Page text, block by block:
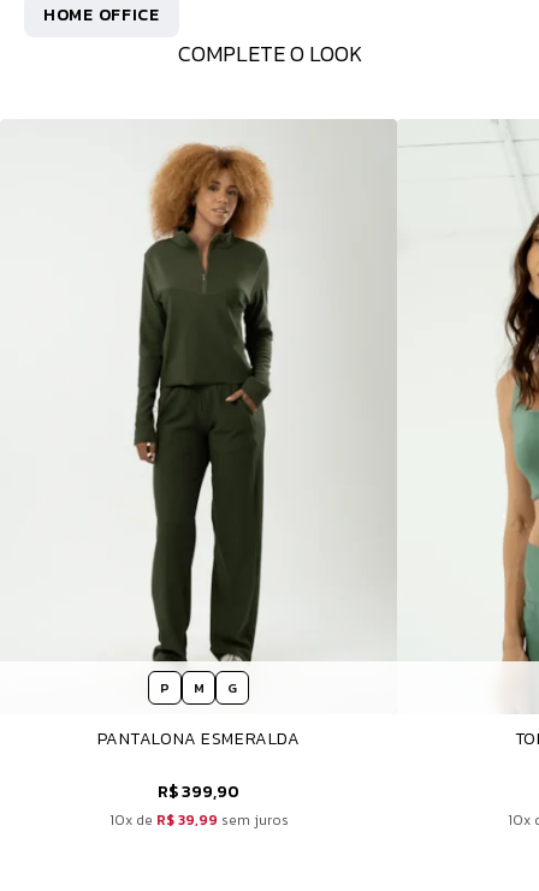
COMPLETE O LOOK
P M G
PANTALONA ESMERALDA
R$ 399,90
10x de R$ 39,99 sem juros 10x
HOME OFFICE